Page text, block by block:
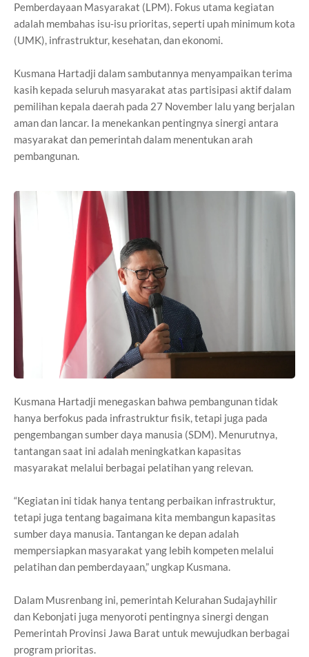
Pemberdayaan Masyarakat (LPM). Fokus utama kegiatan
adalah membahas isu-isu prioritas, seperti upah minimum kota
(UMK), infrastruktur, kesehatan, dan ekonomi.
Kusmana Hartadji dalam sambutannya menyampaikan terima
kasih kepada seluruh masyarakat atas partisipasi aktif dalam
pemilihan kepala daerah pada 27 November lalu yang berjalan
aman dan lancar. Ia menekankan pentingnya sinergi antara
masyarakat dan pemerintah dalam menentukan arah
pembangunan.
Kusmana Hartadji menegaskan bahwa pembangunan tidak
hanya berfokus pada infrastruktur fisik, tetapi juga pada
pengembangan sumber daya manusia (SDM). Menurutnya,
tantangan saat ini adalah meningkatkan kapasitas
masyarakat melalui berbagai pelatihan yang relevan.
“Kegiatan ini tidak hanya tentang perbaikan infrastruktur,
tetapi juga tentang bagaimana kita membangun kapasitas
sumber daya manusia. Tantangan ke depan adalah
mempersiapkan masyarakat yang lebih kompeten melalui
pelatihan dan pemberdayaan,” ungkap Kusmana.
Dalam Musrenbang ini, pemerintah Kelurahan Sudajayhilir
dan Kebonjati juga menyoroti pentingnya sinergi dengan
Pemerintah Provinsi Jawa Barat untuk mewujudkan berbagai
program prioritas.